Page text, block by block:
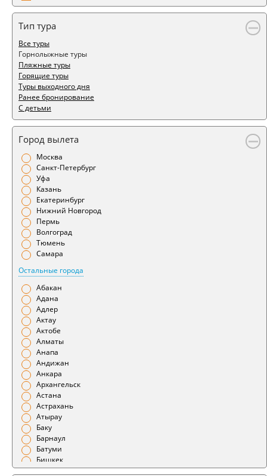
Тип тура
Все туры
Горнолыжные туры
Пляжные туры
Горящие туры
Туры выходного дня
Ранее бронирование
С детьми
Город вылета
Москва
Санкт-Петербург
Уфа
Казань
Екатеринбург
Нижний Новгород
Пермь
Волгоград
Тюмень
Самара
Остальные города
Абакан
Адана
Адлер
Актау
Актобе
Алматы
Анапа
Андижан
Анкара
Архангельск
Астана
Астрахань
Атырау
Баку
Барнаул
Батуми
Бишкек
Благовещенск